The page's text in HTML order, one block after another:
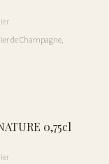
de Champagne,
0,75cl